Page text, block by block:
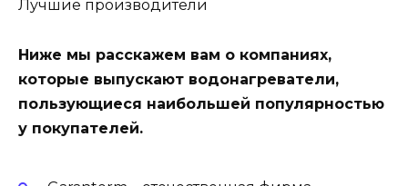
Лучшие производители
Ниже мы расскажем вам о компаниях,
которые выпускают водонагреватели,
пользующиеся наибольшей популярностью
у покупателей.